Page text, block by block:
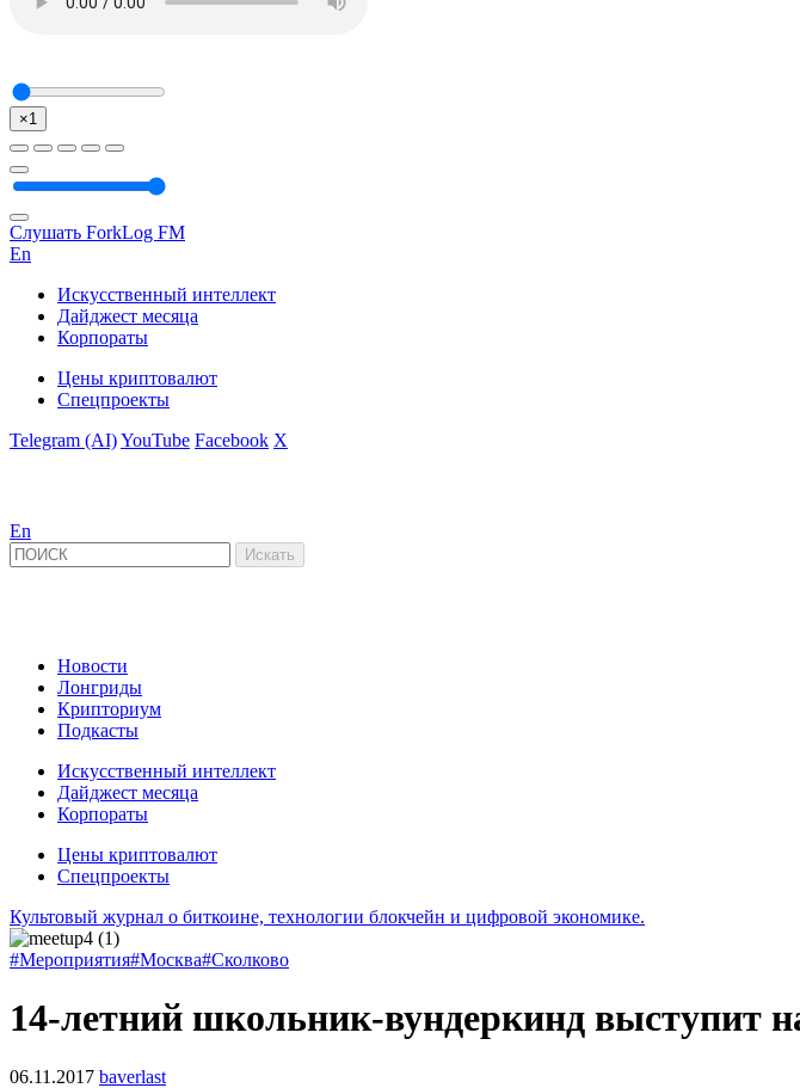
×1
Слушать ForkLog FM
En
Искусственный интеллект
Дайджест месяца
Корпораты
Цены криптовалют
Спецпроекты
Telegram (AI)YouTube Facebook X
En
Новости
Лонгриды
Крипториум
Подкасты
Искусственный интеллект
Дайджест месяца
Корпораты
Цены криптовалют
Спецпроекты
Культовый журнал о биткоине, технологии блокчейн и цифровой экономике.
#Мероприятия#Москва#Сколково
14-летний школьник-вундеркинд выступит
06.11.2017 baverlast